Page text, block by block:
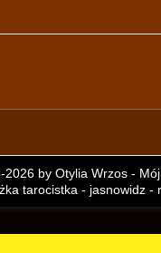
by Otylia Wrzos -
tarocistka - jasnowidz